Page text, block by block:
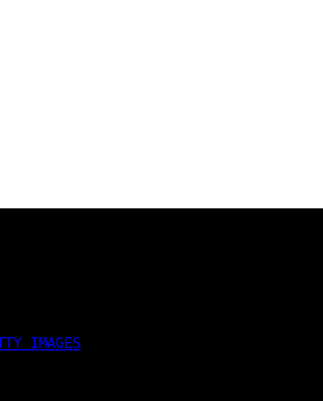
IMAGES